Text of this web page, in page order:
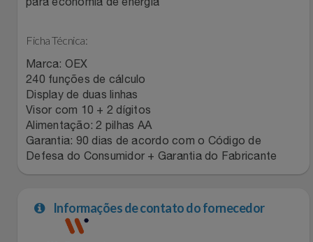
Utilidades Industriais
Vestuário
Top Store
Tramontina
Três Corações
Ficha Técnica:
Marca: OEX
240 funções de cálculo
Display de duas linhas
Visor com 10 + 2 dígitos
Alimentação: 2 pilhas AA
Garantia: 90 dias de acordo com o Código de
Defesa do Consumidor + Garantia do Fabricante
Informações de contato do fornecedor